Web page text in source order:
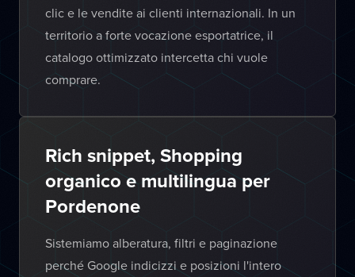
clic e le vendite ai clienti internazionali. In un
territorio a forte vocazione esportatrice, il
catalogo ottimizzato intercetta chi vuole
comprare.
Rich snippet, Shopping
organico e multilingua per
Pordenone
Sistemiamo alberatura, filtri e paginazione
perché Google indicizzi e posizioni l'intero